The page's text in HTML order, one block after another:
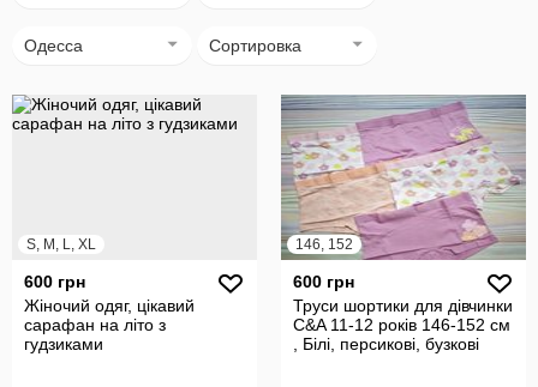
Одесса Сортировка
S, M, L, XL
600 грн
Жіночий одяг, цікавий
сарафан на літо з
гудзиками
146, 152
600 грн
Труси шортики для дівчинки
C&A 11-12 років 146-152 см
, Білі, персикові, бузкові